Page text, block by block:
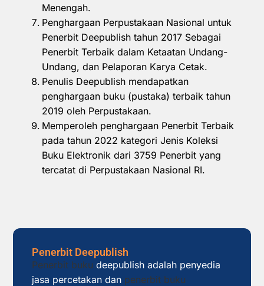
Menengah.
Penghargaan Perpustakaan Nasional untuk
Penerbit Deepublish tahun 2017 Sebagai
Penerbit Terbaik dalam Ketaatan Undang-
Undang, dan Pelaporan Karya Cetak.
Penulis Deepublish mendapatkan
penghargaan buku (pustaka) terbaik tahun
2019 oleh Perpustakaan.
Memperoleh penghargaan Penerbit Terbaik
pada tahun 2022 kategori Jenis Koleksi
Buku Elektronik dari 3759 Penerbit yang
tercatat di Perpustakaan Nasional RI.
Penerbit Deepublish
Penerbit buku deepublish adalah penyedia
jasa percetakan dan penerbit buku